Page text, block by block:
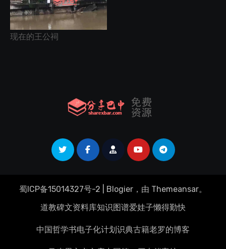
现在的王公祠
蜀ICP备15014327号-2 Blogier ，由 Themeansar。
道教碑文资料库知识图谱爱娃子懒得勤快
中国哲学书电子化计划识典古籍老罗的博客